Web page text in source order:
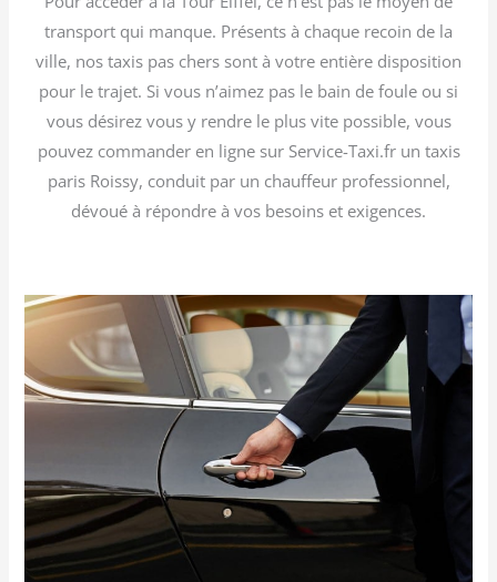
transport qui manque. Présents à chaque recoin de la
ville, nos taxis pas chers sont à votre entière disposition
pour le trajet. Si vous n’aimez pas le bain de foule ou si
vous désirez vous y rendre le plus vite possible, vous
pouvez commander en ligne sur Service-Taxi.fr un taxis
paris Roissy, conduit par un chauffeur professionnel,
dévoué à répondre à vos besoins et exigences.